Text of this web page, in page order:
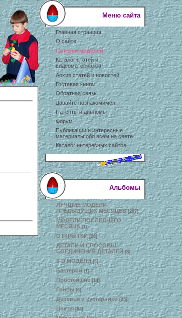
Меню сайта
Главная страница
О сайте
Галерея моделей
Каталог статей и
видеоматериалов
Архив статей и новостей
Гостевая книга
Обратная связь
Давайте познакомимся!
Патенты и дипломы
Форум
Публикации и интересные
материалы обо всем на свете
Каталог интересных сайтов
Альбомы
ЛУЧШИЕ МОДЕЛИ
ПРЕДЫДУЩИХ МЕСЯЦЕВ [207]
МОДЕЛИ ПОСЛЕДНЕГО
МЕСЯЦА [1]
ОТКРЫТКИ [28]
ДЕТАЛИ И СПОСОБЫ
СОЕДИНЕНИЯ ДЕТАЛЕЙ [8]
3-D МОДЕЛИ [4]
Бактерии [1]
Простейшие [14]
Грибы [6]
Деревья и кустарники [25]
Цветы [84]